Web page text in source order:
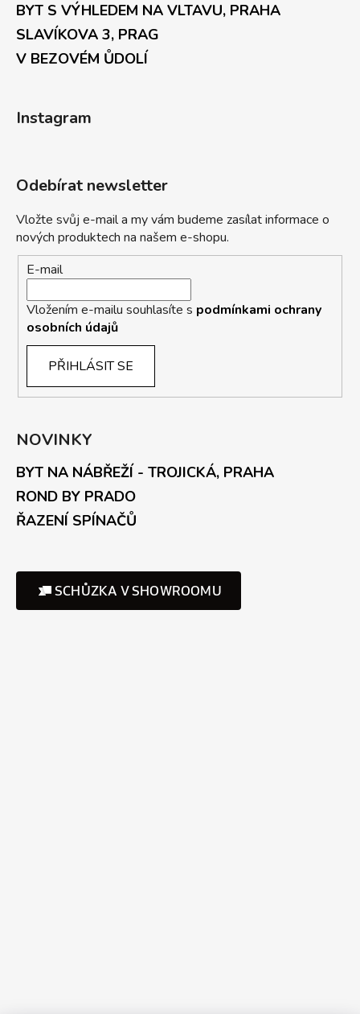
BYT S VÝHLEDEM NA VLTAVU, PRAHA
SLAVÍKOVA 3, PRAG
V BEZOVÉM ŮDOLÍ
Instagram
Odebírat newsletter
Vložte svůj e-mail a my vám budeme zasílat informace o
nových produktech na našem e-shopu.
E-mail
Vložením e-mailu souhlasíte s podmínkami ochrany
osobních údajů
PŘIHLÁSIT SE
NOVINKY
BYT NA NÁBŘEŽÍ - TROJICKÁ, PRAHA
ROND BY PRADO
ŘAZENÍ SPÍNAČŮ
SCHŮZKA V SHOWROOMU